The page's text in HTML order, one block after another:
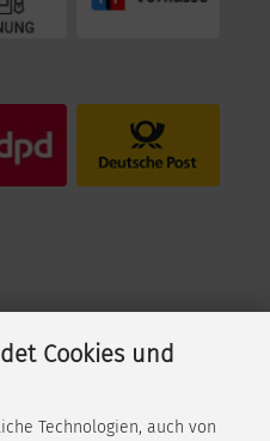
Cookies und
Technologien, auch von